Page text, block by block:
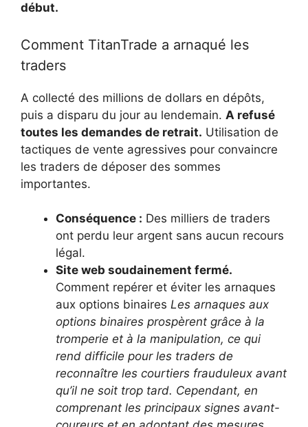
début.
Comment TitanTrade a arnaqué les
traders
A collecté des millions de dollars en dépôts,
puis a disparu du jour au lendemain. A refusé
toutes les demandes de retrait. Utilisation de
tactiques de vente agressives pour convaincre
les traders de déposer des sommes
importantes.
Conséquence : Des milliers de traders
ont perdu leur argent sans aucun recours
légal.
Site web soudainement fermé.
Comment repérer et éviter les arnaques
aux options binaires Les arnaques aux
options binaires prospèrent grâce à la
tromperie et à la manipulation, ce qui
rend difficile pour les traders de
reconnaître les courtiers frauduleux avant
qu’il ne soit trop tard. Cependant, en
comprenant les principaux signes avant-